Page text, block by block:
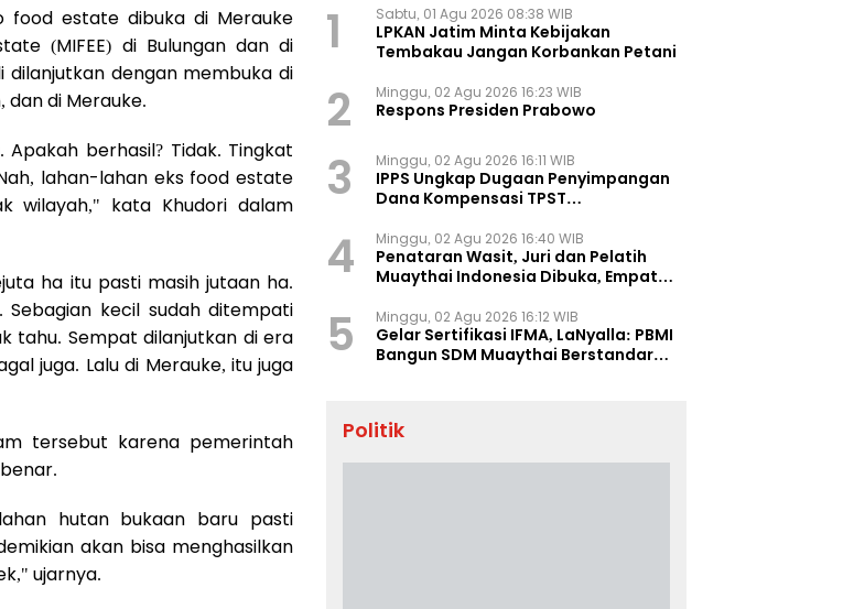
food estate dibuka di Merauke
(MIFEE) di Bulungan dan di
dilanjutkan dengan membuka di
dan di Merauke.
berhasil? Tidak. Tingkat
lahan-lahan eks food estate
wilayah," kata Khudori dalam
ha itu pasti masih jutaan ha.
Sebagian kecil sudah ditempati
tahu. Sempat dilanjutkan di era
juga. Lalu di Merauke, itu juga
tersebut karena pemerintah
hutan bukaan baru pasti
akan bisa menghasilkan
ujarnya.
1 Sabtu, 01 Agu 2026 08:38 WIB
LPKAN Jatim Minta Kebijakan
Tembakau Jangan Korbankan Petani
2 Minggu, 02 Agu 2026 16:23 WIB
Respons Presiden Prabowo
3 Minggu, 02 Agu 2026 16:11 WIB
IPPS Ungkap Dugaan Penyimpangan
Dana Kompensasi TPST
4 Minggu, 02 Agu 2026 16:40 WIB
Penataran Wasit, Juri dan Pelatih
Muaythai Indonesia Dibuka, Empat
5 Minggu, 02 Agu 2026 16:12 WIB
Gelar Sertifikasi IFMA, LaNyalla: PBMI
Bangun SDM Muaythai Berstandar
Politik